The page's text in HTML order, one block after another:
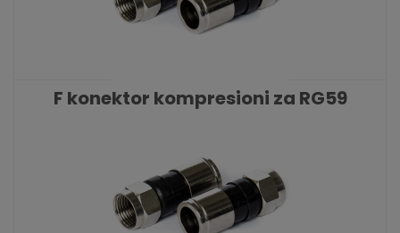
F konektor kompresioni za RG59